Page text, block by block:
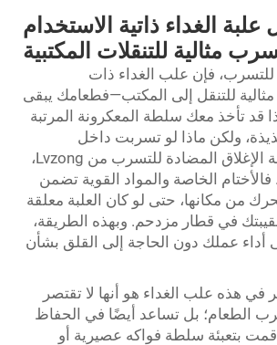
الغداء ذاتية الاستخدام
مثالية للتنقلات المكتبية
للتسرب، فإن علب الغداء ذات
مثالية للتنقل إلى المكتب—فطعامك يبقى
لذا قد تأخذ معك سلطة المعكرونة المرتبة
ولكن ماذا لو تسربت داخل
حقيبتك؟ مع وظيفة الإغلاق المضادة للتسرب من Lvzong،
الخاصة والمواد القوية تضمن
من مكانها، حتى لو كان العلبة معلقة
في قطار مزدحم. وبهذه الطريقة،
أداء عملك دون الحاجة إلى القلق بشأن
في هذه علب الغداء هو أنها لا تقتصر
الطعام؛ بل تساعد أيضًا في الحفاظ
بتعبئة سلطة فواكه عصيرية أو